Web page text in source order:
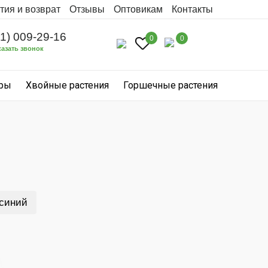
и возврат Отзывы Оптовикам Контакты
009-29-16
звонок
0 0
Хвойные растения Горшечные растения